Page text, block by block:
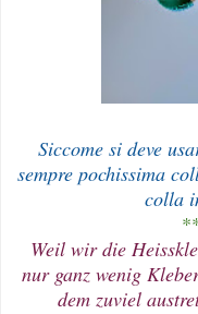
Siccome si deve
sempre pochissima
colla
Weil wir die
nur ganz wenig
dem zuviel